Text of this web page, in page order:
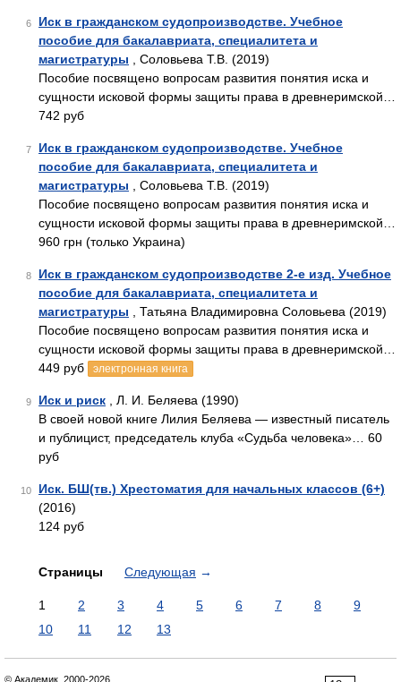
6
Иск в гражданском судопроизводстве. Учебное
пособие для бакалавриата, специалитета и
магистратуры , Соловьева Т.В. (2019)
Пособие посвящено вопросам развития понятия иска и
сущности исковой формы защиты права в древнеримской…
742 руб
7
Иск в гражданском судопроизводстве. Учебное
пособие для бакалавриата, специалитета и
магистратуры , Соловьева Т.В. (2019)
Пособие посвящено вопросам развития понятия иска и
сущности исковой формы защиты права в древнеримской…
960 грн (только Украина)
8
Иск в гражданском судопроизводстве 2-е изд. Учебное
пособие для бакалавриата, специалитета и
магистратуры , Татьяна Владимировна Соловьева (2019)
Пособие посвящено вопросам развития понятия иска и
сущности исковой формы защиты права в древнеримской…
449 руб
электронная книга
9 Иск и риск , Л. И. Беляева (1990)
В своей новой книге Лилия Беляева — известный писатель
и публицист, председатель клуба «Судьба человека»… 60
руб
10
Иск. БШ(тв.) Хрестоматия для начальных классов (6+)
(2016)
124 руб
Страницы Следующая →
1 2 3 4 5 6 7 8
9
10
11 12 13
© Академик, 2000-2026